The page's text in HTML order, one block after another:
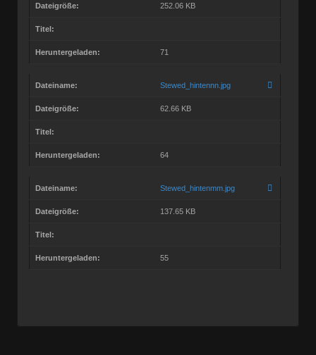
Dateigröße: 252.06 KB
Titel:
Heruntergeladen: 71
Dateiname: Stewed_hintennn.jpg
Dateigröße: 62.66 KB
Titel:
Heruntergeladen: 64
Dateiname: Stewed_hintenmm.jpg
Dateigröße: 137.65 KB
Titel:
Heruntergeladen: 55